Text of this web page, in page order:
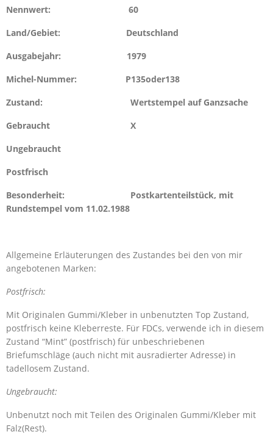
Nennwert: 60
Land/Gebiet: Deutschland
Ausgabejahr: 1979
Michel-Nummer: P135oder138
Zustand: Wertstempel auf Ganzsache
Gebraucht X
Ungebraucht
Postfrisch
Besonderheit: Postkartenteilstück, mit
Rundstempel vom 11.02.1988
Allgemeine Erläuterungen des Zustandes bei den von mir
angebotenen Marken:
Postfrisch:
Mit Originalen Gummi/Kleber in unbenutzten Top Zustand,
postfrisch keine Kleberreste. Für FDCs, verwende ich in diesem
Zustand “Mint” (postfrisch) für unbeschriebenen
Briefumschläge (auch nicht mit ausradierter Adresse) in
tadellosem Zustand.
Ungebraucht:
Unbenutzt noch mit Teilen des Originalen Gummi/Kleber mit
Falz(Rest).